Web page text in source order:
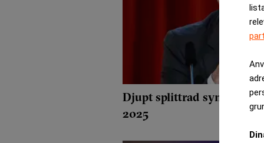
Djupt splittrad syn på
2025